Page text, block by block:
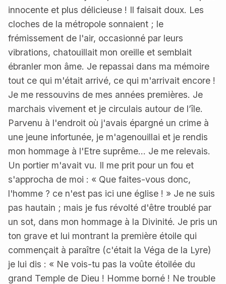
innocente et plus délicieuse ! Il faisait doux. Les
cloches de la métropole sonnaient ; le
frémissement de l'air, occasionné par leurs
vibrations, chatouillait mon oreille et semblait
ébranler mon âme. Je repassai dans ma mémoire
tout ce qui m'était arrivé, ce qui m'arrivait encore !
Je me ressouvins de mes années premières. Je
marchais vivement et je circulais autour de l’île.
Parvenu à l'endroit où j'avais épargné un crime à
une jeune infortunée, je m'agenouillai et je rendis
mon hommage à l'Etre suprême... Je me relevais.
Un portier m'avait vu. Il me prit pour un fou et
s'approcha de moi : « Que faites-vous donc,
l'homme ? ce n'est pas ici une église ! » Je ne suis
pas hautain ; mais je fus révolté d'être troublé par
un sot, dans mon hommage à la Divinité. Je pris un
ton grave et lui montrant la première étoile qui
commençait à paraître (c'était la Véga de la Lyre)
je lui dis : « Ne vois-tu pas la voûte étoilée du
grand Temple de Dieu ! Homme borné ! Ne trouble